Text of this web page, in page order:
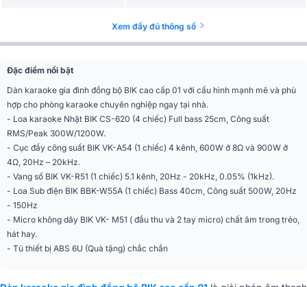
BIK VK-R51 (1 chiếc)
Xem đầy đủ thông số
Đặc điểm nổi bật
Dàn karaoke gia đình đồng bộ BIK cao cấp 01 với cấu hình mạnh mẽ và phù
hợp cho phòng karaoke chuyên nghiệp ngay tại nhà.
- Loa karaoke Nhật BIK CS-620 (4 chiếc) Full bass 25cm, Công suất
RMS/Peak 300W/1200W.
- Cục đẩy công suất BIK VK-A54 (1 chiếc) 4 kênh, 600W ở 8Ω và 900W ở
4Ω, 20Hz – 20kHz.
- Vang số BIK VK-R51 (1 chiếc) 5.1 kênh, 20Hz - 20kHz, 0.05% (1kHz).
- Loa Sub điện BIK BBK-W55A (1 chiếc) Bass 40cm, Công suất 500W, 20Hz
- 150Hz
- Micro không dây BIK VK- M51 ( đầu thu và 2 tay micro) chất âm trong trẻo,
hát hay.
- Tủ thiết bị ABS 6U (Quà tặng) chắc chắn